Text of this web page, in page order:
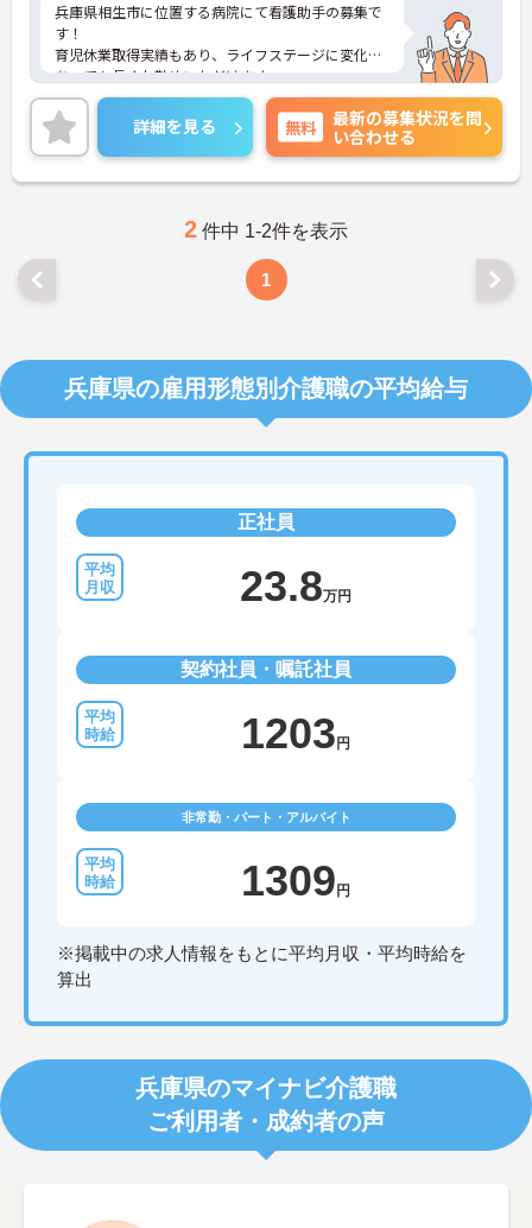
兵庫県相生市に位置する病院にて看護助手の募集で
す！
育児休業取得実績もあり、ライフステージに変化が
あっても長くお勤めいただけます。
ご興味ある方には、面接対策ポイントなど、さらに
詳細をお話しいたしますのでお気軽にご相談くださ
い！
詳細を見る 無料
最新の募集状況を問
い合わせる
2 件中 1-2件を表示
1
兵庫県の雇用形態別介護職の平均給与
正社員
23.8万円
契約社員・嘱託社員
1203 円
非常勤・パート・アルバイト
1309 円
※掲載中の求人情報をもとに平均月収・平均時給を
算出
兵庫県のマイナビ介護職
ご利用者・成約者の声